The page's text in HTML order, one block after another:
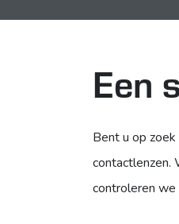
Een
Bent u op
contactlenzen.
controleren